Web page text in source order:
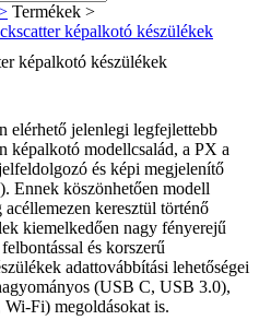
Termékek >
képalkotó készülékek
képalkotó készülékek
elérhető jelenlegi legfejlettebb
képalkotó modellcsalád, a PX a
és képi megjelenítő
Ennek köszönhetően modell
keresztül történő
kiemelkedően nagy fényerejű
és korszerű
adattovábbítási lehetőségei
(USB C, USB 3.0),
Fi) megoldásokat is.